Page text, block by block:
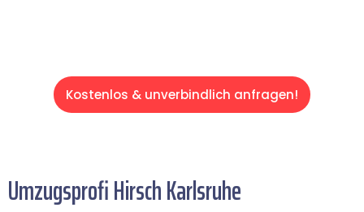
Kostenlos & unverbindlich anfragen!
Umzugsprofi Hirsch Karlsruhe